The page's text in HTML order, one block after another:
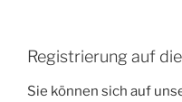
Registrierung auf
Sie können sich auf